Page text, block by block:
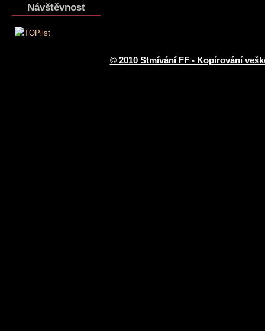
Návštěvnost
© 2010 Stmívání FF - Kopírování